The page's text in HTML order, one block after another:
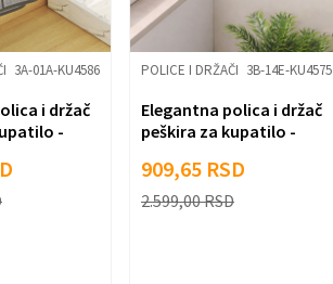
3A-01A-KU4586
i držač
-
POLICE I DRŽAČI 3B-14E-KU4575
Elegantna polica i držač
peškira za kupatilo -
909,65 RSD
2.599,00RSD